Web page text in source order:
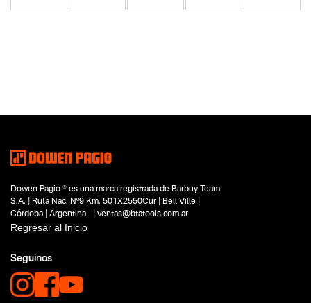
Segmentos - pendiente
Construcción
36V (18+18)
Funcion o uso
No items found.
Flex One
36V Twin Power
Dowen Pagio ® es una marca registrada de Barbuy Team
S.A. | Ruta Nac. Nº9 Km. 501X2550Cur | Bell Ville |
Córdoba | Argentina | ventas@btatools.com.ar
Regresar al Inicio
Seguinos